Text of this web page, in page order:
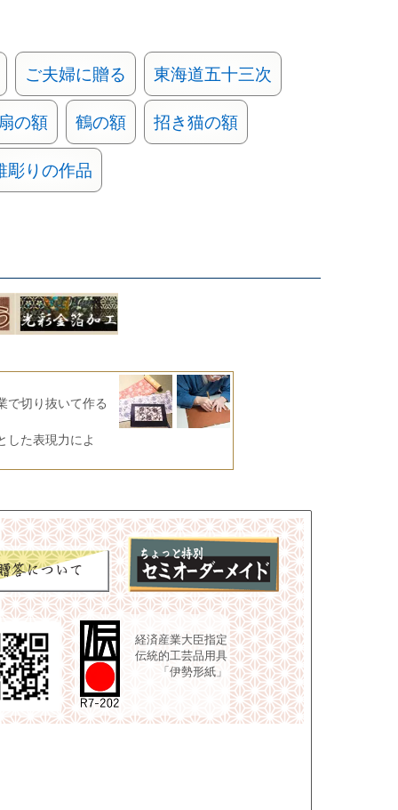
ご夫婦に贈る 東海道五十三次
の額 鶴の額 招き猫の額
彫りの作品
で切り抜いて作る
した表現力によ
経済産業大臣指定
伝統的工芸品用具
「伊勢形紙」